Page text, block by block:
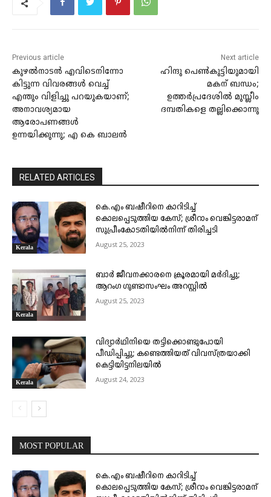
Previous article
കുഴൽനാടൻ എവിടെനിന്നോ
കിട്ടുന്ന വിവരങ്ങൾ വെച്ച്
എന്തും വിളിച്ചു പറയുകയാണ്;
അനാവശ്യമായ
ആരോപണങ്ങൾ
ഉന്നയിക്കുന്നു; എ കെ ബാലൻ
Next article
ഹിന്ദു പെൺകുട്ടിയുമായി
മകന് ബന്ധം;
ഉത്തർപ്രദേശിൽ മുസ്ലീം
ദമ്പതികളെ തല്ലിക്കൊന്നു
RELATED ARTICLES
Kerala
കെ.എം ബഷീറിനെ കാറിടിച്ച്
കൊലപ്പെടുത്തിയ കേസ്; ശ്രീറാം വെങ്കിട്ടരാമന്
സുപ്രീംകോടതിയിൽനിന്ന് തിരിച്ചടി
August 25, 2023
Kerala
ബാർ ജീവനക്കാരനെ ക്രൂരമായി മർദിച്ചു;
ആറംഗ ഗുണ്ടാസംഘം അറസ്റ്റിൽ
August 25, 2023
Kerala
വിദ്യാർഥിനിയെ തട്ടിക്കൊണ്ടുപോയി
പീഡിപ്പിച്ചു; കണ്ടെത്തിയത് വിവസ്ത്രയാക്കി
കെട്ടിയിട്ടനിലയിൽ
August 24, 2023
MOST POPULAR
കെ.എം ബഷീറിനെ കാറിടിച്ച്
കൊലപ്പെടുത്തിയ കേസ്; ശ്രീറാം വെങ്കിട്ടരാമന്